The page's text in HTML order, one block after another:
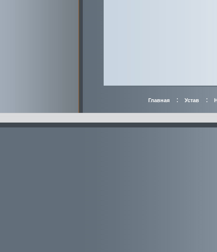
Главная : Устав :